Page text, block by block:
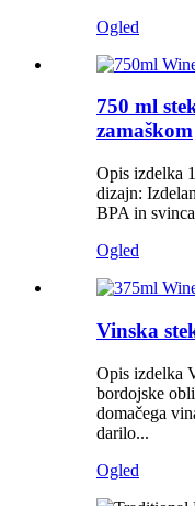
Ogled
750 ml
zamaškom
Opis izdelka
dizajn:
BPA in
Ogled
Vinska
Opis izdelka
bordojske
domačega
darilo...
Ogled